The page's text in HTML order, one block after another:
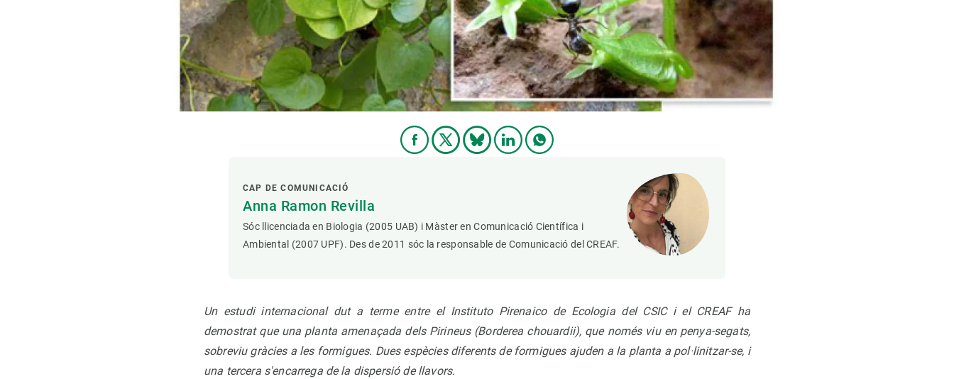
CAP DE COMUNICACIÓ
Anna Ramon Revilla
Sóc llicenciada en Biologia (2005 UAB) i Màster en Comunicació Científica i
Ambiental (2007 UPF). Des de 2011 sóc la responsable de Comunicació del CREAF.
Un estudi internacional dut a terme entre el Instituto Pirenaico de Ecologia del CSIC i el CREAF ha
demostrat que una planta amenaçada dels Pirineus (Borderea chouardii), que només viu en penya-segats,
sobreviu gràcies a les formigues. Dues espècies diferents de formigues ajuden a la planta a pol·linitzar-se, i
una tercera s'encarrega de la dispersió de llavors.